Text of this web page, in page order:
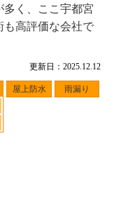
更新日：2025.12.12
屋上防水 雨漏り
く、ここ宇都宮
も高評価な会社で